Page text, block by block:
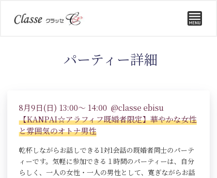
パーティー詳細
8月9日(日) 13:00～ 14:00 @classe ebisu
【KANPAI☆アラフィフ既婚者限定】華やかな女性
と雰囲気のオトナ男性
乾杯しながらお話しできる1対1会話の既婚者同士のパーテ
ィーです。気軽に参加できる１時間のパーティーは、自分
らしく、一人の女性・一人の男性として、寛ぎながらお話